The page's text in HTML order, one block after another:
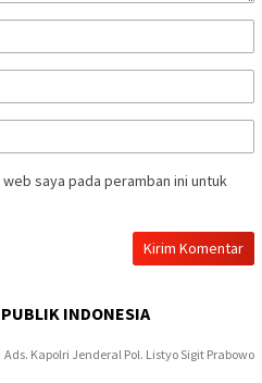
saya pada peramban ini untuk
INDONESIA
Ads. Kapolri Jenderal Pol. Listyo Sigit Prabowo